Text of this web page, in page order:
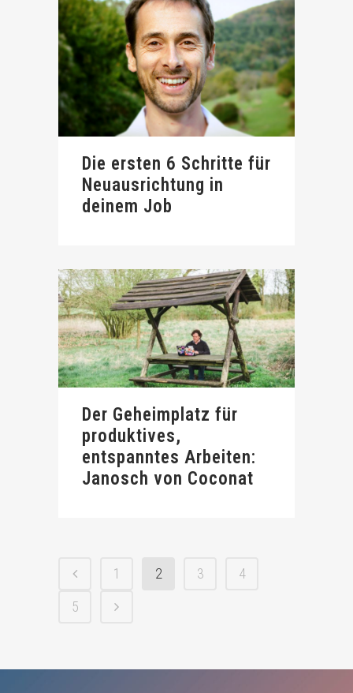
Die ersten 6 Schritte für
Neuausrichtung in
deinem Job
Der Geheimplatz für
produktives,
entspanntes Arbeiten:
Janosch von Coconat
1 2 3
4
5